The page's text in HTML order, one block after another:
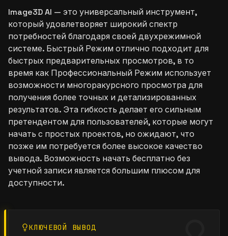
Image3D AI — это универсальный инструмент,
который удовлетворяет широкий спектр
потребностей благодаря своей двухрежимной
системе. Быстрый Режим отлично подходит для
быстрых предварительных просмотров, в то
время как Профессиональный Режим использует
возможности многоракурсного просмотра для
получения более точных и детализированных
результатов. Эта гибкость делает его сильным
претендентом для пользователей, которые могут
начать с простых проектов, но ожидают, что
позже им потребуется более высокое качество
вывода. Возможность начать бесплатно без
учетной записи является большим плюсом для
доступности.
КЛЮЧЕВОЙ ВЫВОД